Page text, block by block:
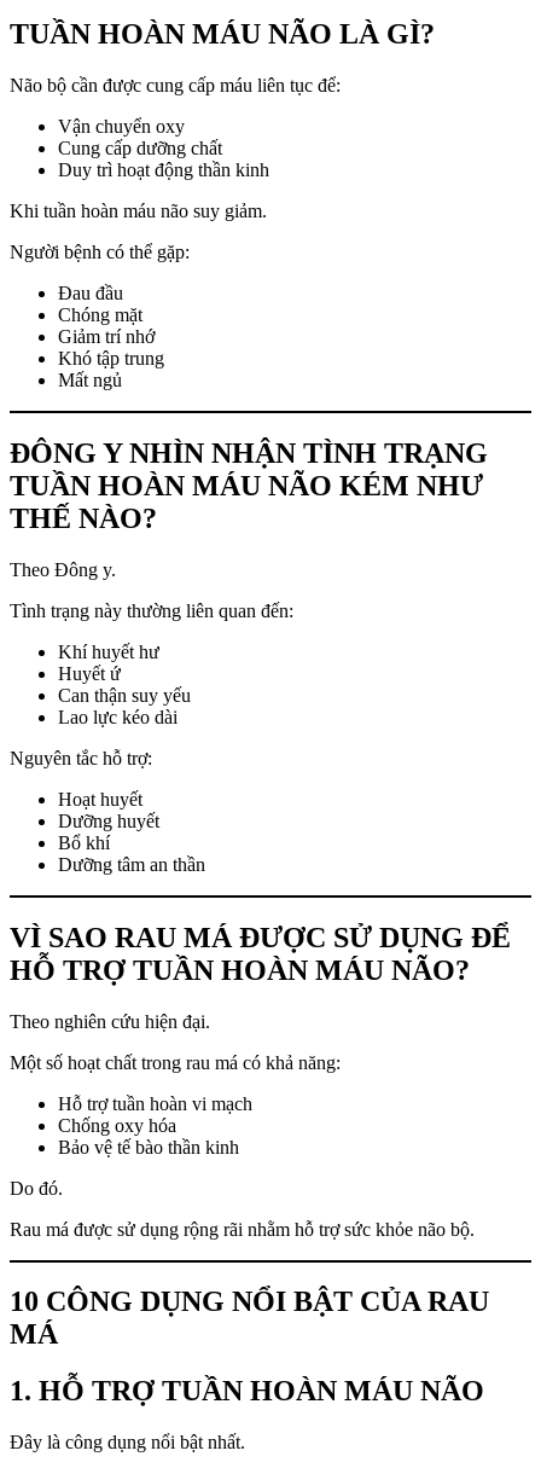
TUẦN HOÀN MÁU NÃO LÀ GÌ?
Não bộ cần được cung cấp máu liên tục để:
Vận chuyển oxy
Cung cấp dưỡng chất
Duy trì hoạt động thần kinh
Khi tuần hoàn máu não suy giảm.
Người bệnh có thể gặp:
Đau đầu
Chóng mặt
Giảm trí nhớ
Khó tập trung
Mất ngủ
ĐÔNG Y NHÌN NHẬN TÌNH TRẠNG
TUẦN HOÀN MÁU NÃO KÉM NHƯ
THẾ NÀO?
Theo Đông y.
Tình trạng này thường liên quan đến:
Khí huyết hư
Huyết ứ
Can thận suy yếu
Lao lực kéo dài
Nguyên tắc hỗ trợ:
Hoạt huyết
Dưỡng huyết
Bổ khí
Dưỡng tâm an thần
VÌ SAO RAU MÁ ĐƯỢC SỬ DỤNG ĐỂ
HỖ TRỢ TUẦN HOÀN MÁU NÃO?
Theo nghiên cứu hiện đại.
Một số hoạt chất trong rau má có khả năng:
Hỗ trợ tuần hoàn vi mạch
Chống oxy hóa
Bảo vệ tế bào thần kinh
Do đó.
Rau má được sử dụng rộng rãi nhằm hỗ trợ sức khỏe não bộ.
10 CÔNG DỤNG NỔI BẬT CỦA RAU
MÁ
1. HỖ TRỢ TUẦN HOÀN MÁU NÃO
Đây là công dụng nổi bật nhất.